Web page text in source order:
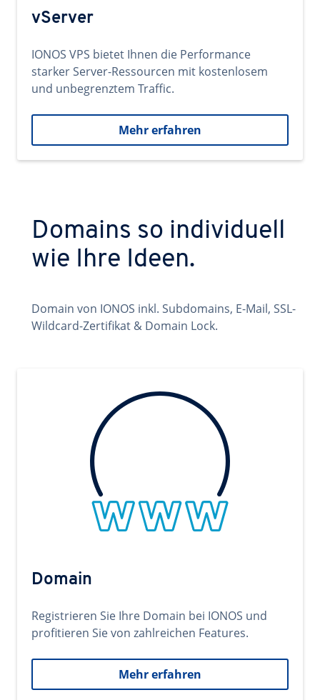
vServer
IONOS VPS bietet Ihnen die Performance
starker Server-Ressourcen mit kostenlosem
und unbegrenztem Traffic.
Mehr erfahren
Domains so individuell
wie Ihre Ideen.
Domain von IONOS inkl. Subdomains, E-Mail, SSL-
Wildcard-Zertifikat & Domain Lock.
Domain
Registrieren Sie Ihre Domain bei IONOS und
profitieren Sie von zahlreichen Features.
Mehr erfahren